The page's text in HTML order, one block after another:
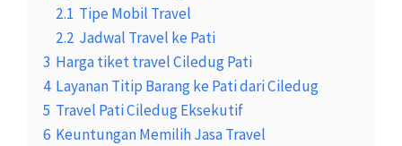
2.1 Tipe Mobil Travel
2.2 Jadwal Travel ke Pati
3 Harga tiket travel Ciledug Pati
4 Layanan Titip Barang ke Pati dari Ciledug
5 Travel Pati Ciledug Eksekutif
6 Keuntungan Memilih Jasa Travel